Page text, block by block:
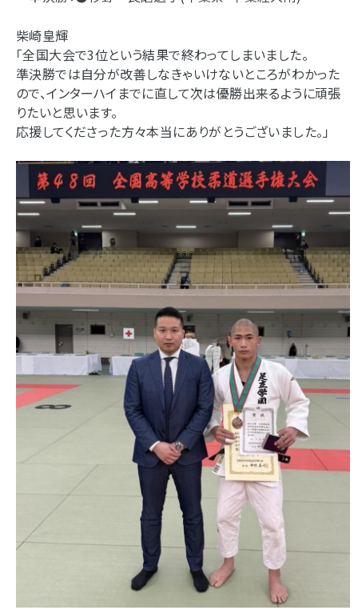
柴崎皇輝
「全国大会で3位という結果で終わってしまいました。
準決勝では自分が改善しなきゃいけないところがわかった
ので、インターハイまでに直して次は優勝出来るように頑張
りたいと思います。
応援してくださった方々本当にありがとうございました。」